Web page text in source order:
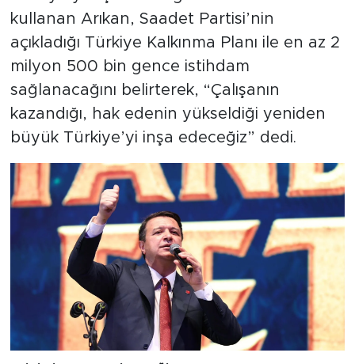
kullanan Arıkan, Saadet Partisi’nin
açıkladığı Türkiye Kalkınma Planı ile en az 2
milyon 500 bin gence istihdam
sağlanacağını belirterek, “Çalışanın
kazandığı, hak edenin yükseldiği yeniden
büyük Türkiye’yi inşa edeceğiz” dedi.